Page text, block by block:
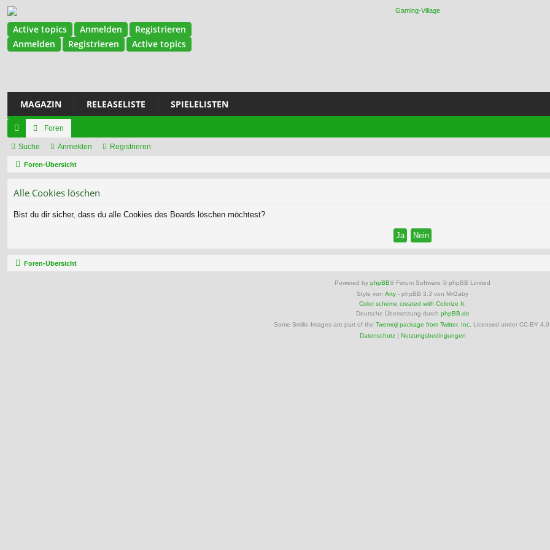
Active topics Anmelden
Registrieren
Anmelden
Registrieren Active topics
MAGAZIN RELEASELISTE SPIELELISTEN
ch
ne
Foren
Suche Anmelden Registrieren
Foren-Übersicht
Alle Cookies löschen
Bist du dir sicher, dass du alle Cookies des Boards löschen möchtest?
Foren-Übersicht
Powered by phpBB® Forum Software © phpBB Limited
Style von Arty - phpBB 3.3 von MrGaby
Color scheme created with Colorize It
Deutsche Übersetzung durch phpBB.de
Some Smilie Images are part of the Twemoji package from Twitter, Inc.
Licensed under CC-BY
Datenschutz| Nutzungsbedingungen